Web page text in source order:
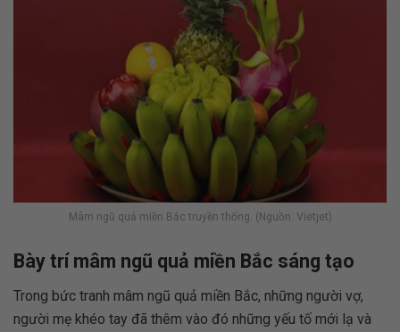
Mâm ngũ quả miền Bắc truyền thống. (Nguồn: Vietjet)
Bày trí mâm ngũ quả miền Bắc sáng tạo
Trong bức tranh mâm ngũ quả miền Bắc, những người vợ,
người mẹ khéo tay đã thêm vào đó những yếu tố mới lạ và